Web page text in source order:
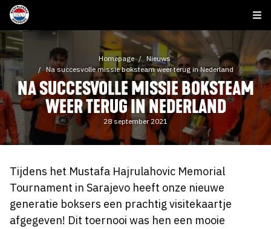
Homepage
Nieuws
Na succesvolle missie boksteam weer terug in Nederland
NA SUCCESVOLLE MISSIE BOKSTEAM
WEER TERUG IN NEDERLAND
28 september 2021
Tijdens het Mustafa Hajrulahovic Memorial
Tournament in Sarajevo heeft onze nieuwe
generatie boksers een prachtig visitekaartje
afgegeven! Dit toernooi was hen een mooie